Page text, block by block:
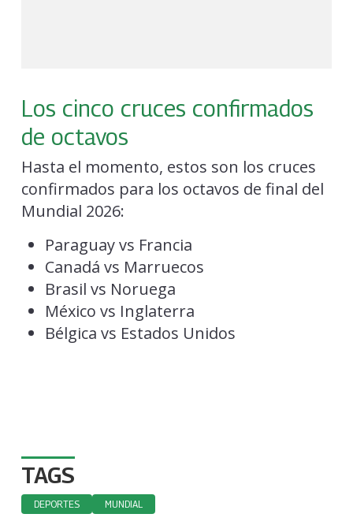
Los cinco cruces confirmados
de octavos
Hasta el momento, estos son los cruces
confirmados para los octavos de final del
Mundial 2026:
Paraguay vs Francia
Canadá vs Marruecos
Brasil vs Noruega
México vs Inglaterra
Bélgica vs Estados Unidos
TAGS
DEPORTES MUNDIAL